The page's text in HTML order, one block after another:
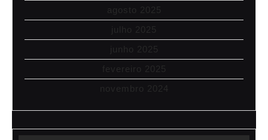
agosto 2025
julho 2025
junho 2025
fevereiro 2025
novembro 2024